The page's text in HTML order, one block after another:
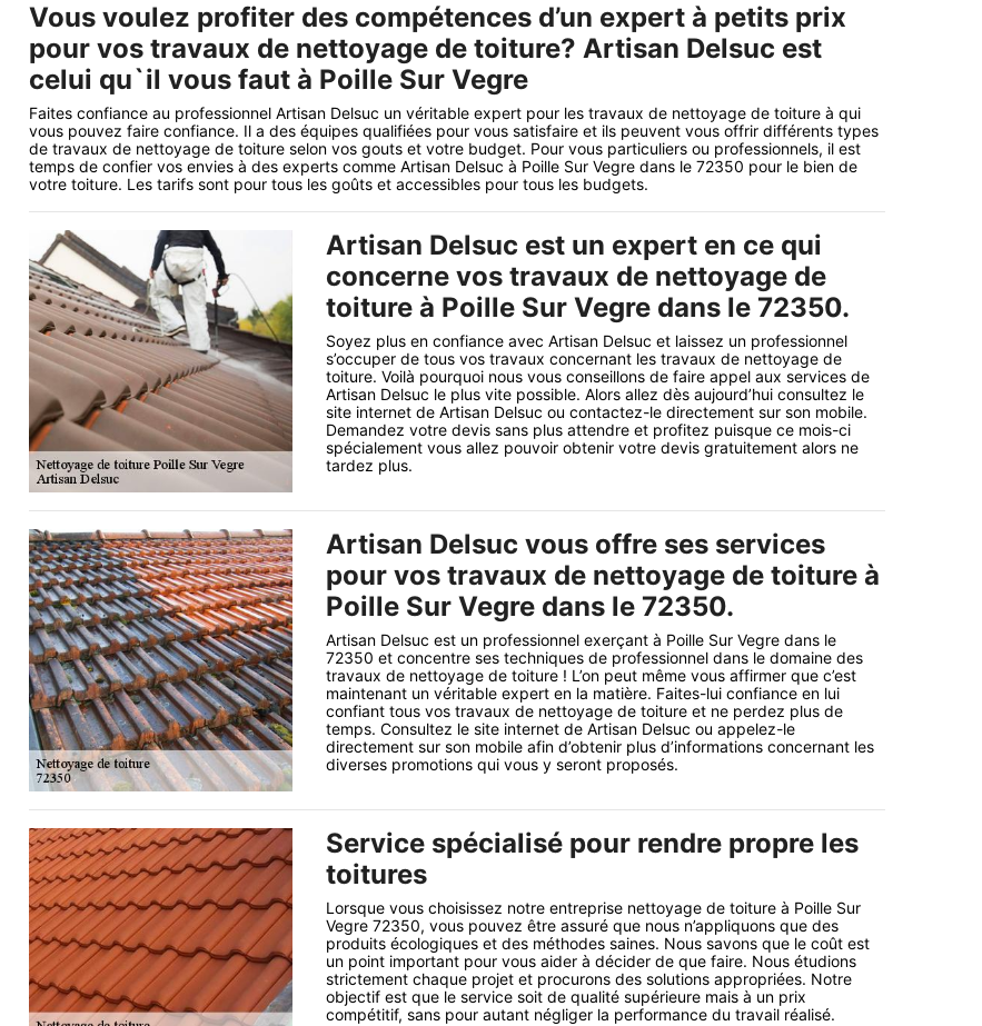
Vous voulez profiter des compétences d’un expert à petits prix
pour vos travaux de nettoyage de toiture? Artisan Delsuc est
celui qu`il vous faut à Poille Sur Vegre
Faites confiance au professionnel Artisan Delsuc un véritable expert pour les travaux de nettoyage de toiture à qui
vous pouvez faire confiance. Il a des équipes qualifiées pour vous satisfaire et ils peuvent vous offrir différents types
de travaux de nettoyage de toiture selon vos gouts et votre budget. Pour vous particuliers ou professionnels, il est
temps de confier vos envies à des experts comme Artisan Delsuc à Poille Sur Vegre dans le 72350 pour le bien de
votre toiture. Les tarifs sont pour tous les goûts et accessibles pour tous les budgets.
Artisan Delsuc est un expert en ce qui
concerne vos travaux de nettoyage de
toiture à Poille Sur Vegre dans le 72350.
Soyez plus en confiance avec Artisan Delsuc et laissez un professionnel
s’occuper de tous vos travaux concernant les travaux de nettoyage de
toiture. Voilà pourquoi nous vous conseillons de faire appel aux services de
Artisan Delsuc le plus vite possible. Alors allez dès aujourd’hui consultez le
site internet de Artisan Delsuc ou contactez-le directement sur son mobile.
Demandez votre devis sans plus attendre et profitez puisque ce mois-ci
spécialement vous allez pouvoir obtenir votre devis gratuitement alors ne
tardez plus.
Artisan Delsuc vous offre ses services
pour vos travaux de nettoyage de toiture à
Poille Sur Vegre dans le 72350.
Artisan Delsuc est un professionnel exerçant à Poille Sur Vegre dans le
72350 et concentre ses techniques de professionnel dans le domaine des
travaux de nettoyage de toiture ! L’on peut même vous affirmer que c’est
maintenant un véritable expert en la matière. Faites-lui confiance en lui
confiant tous vos travaux de nettoyage de toiture et ne perdez plus de
temps. Consultez le site internet de Artisan Delsuc ou appelez-le
directement sur son mobile afin d’obtenir plus d’informations concernant les
diverses promotions qui vous y seront proposés.
Service spécialisé pour rendre propre les
toitures
Lorsque vous choisissez notre entreprise nettoyage de toiture à Poille Sur
Vegre 72350, vous pouvez être assuré que nous n’appliquons que des
produits écologiques et des méthodes saines. Nous savons que le coût est
un point important pour vous aider à décider de que faire. Nous étudions
strictement chaque projet et procurons des solutions appropriées. Notre
objectif est que le service soit de qualité supérieure mais à un prix
compétitif, sans pour autant négliger la performance du travail réalisé.